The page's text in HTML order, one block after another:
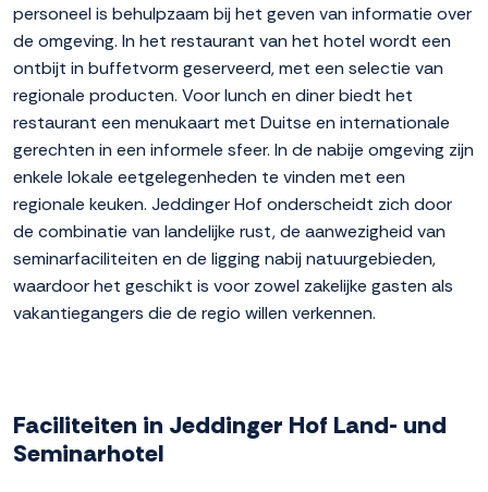
personeel is behulpzaam bij het geven van informatie over
de omgeving. In het restaurant van het hotel wordt een
ontbijt in buffetvorm geserveerd, met een selectie van
regionale producten. Voor lunch en diner biedt het
restaurant een menukaart met Duitse en internationale
gerechten in een informele sfeer. In de nabije omgeving zijn
enkele lokale eetgelegenheden te vinden met een
regionale keuken. Jeddinger Hof onderscheidt zich door
de combinatie van landelijke rust, de aanwezigheid van
seminarfaciliteiten en de ligging nabij natuurgebieden,
waardoor het geschikt is voor zowel zakelijke gasten als
vakantiegangers die de regio willen verkennen.
Faciliteiten in Jeddinger Hof Land- und
Seminarhotel